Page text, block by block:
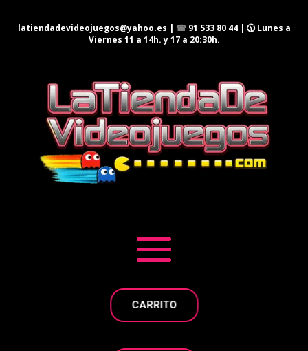
latiendadevideojuegos@yahoo.es | ☎ 91 533 80 44| 🕦 Lunes a
Viernes 11 a 14h. y 17 a 20:30h.
CARRITO